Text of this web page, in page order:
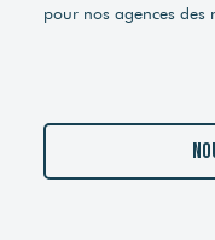
pour nos agences des